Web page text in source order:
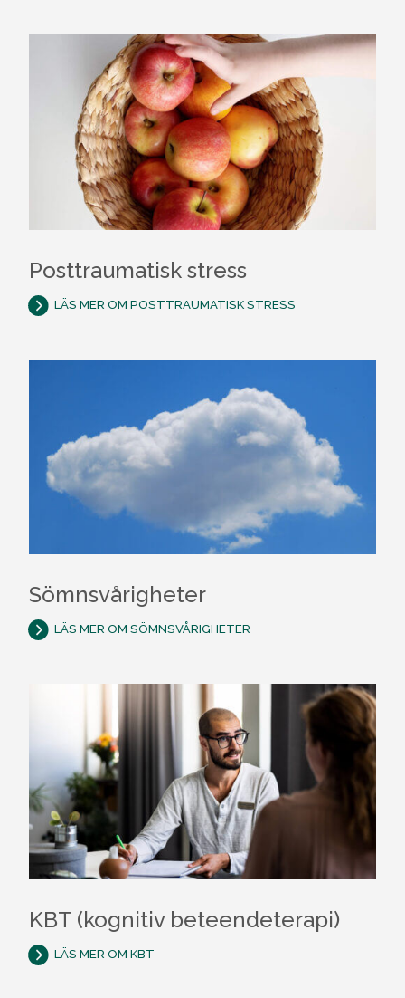
Posttraumatisk stress
LÄS MER OM POSTTRAUMATISK STRESS
Sömnsvårigheter
LÄS MER OM SÖMNSVÅRIGHETER
KBT (kognitiv beteendeterapi)
LÄS MER OM KBT